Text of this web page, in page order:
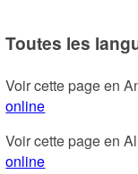
Toutes les
Voir cette page en
online
Voir cette page en
online